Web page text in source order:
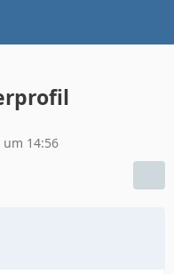
um 14:56